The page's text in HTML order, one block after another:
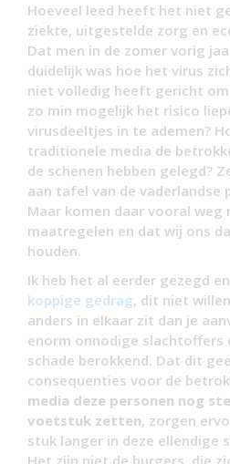
Hoeveel leed heeft het niet
ziekte, uitgestelde zorg en
Dat men in de zomer vorig
duidelijk was hoe het virus
niet volledig heeft gericht
zo min mogelijk het risico
virusdeeltjes in te ademen?
traditionele media de
de schenen hebben gelegd?
aan tafel van de vaderlandse
Maar komen daar vooral weg
maatregelen en dat wij ons
houden.
Ik heb het al eerder gezegd
koppige gedrag, dit niet
anders in elkaar zit dan je
enorm onnodige slachtoffers
schade berokkend. Dat dit
consequenties voor de
media deze personen nog
voetstuk zetten, zorgen
stuk langer in deze ellendige